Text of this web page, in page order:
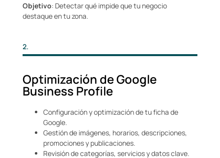
Objetivo: Detectar qué impide que tu negocio
destaque en tu zona.
2.
Optimización de Google
Business Profile
Configuración y optimización de tu ficha de
Google.
Gestión de imágenes, horarios, descripciones,
promociones y publicaciones.
Revisión de categorías, servicios y datos clave.